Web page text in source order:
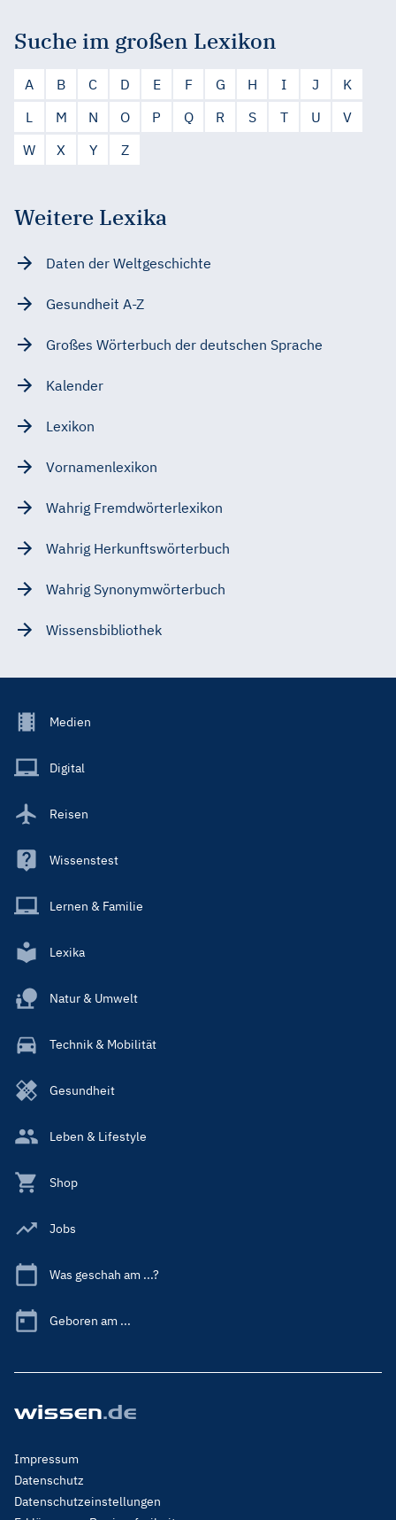
Suche im großen Lexikon
A B C D E F G H I J
K
L
M N O P Q R S T U
V
W
X Y Z
Weitere Lexika
Daten der Weltgeschichte
Gesundheit A-Z
Großes Wörterbuch der deutschen Sprache
Kalender
Lexikon
Vornamenlexikon
Wahrig Fremdwörterlexikon
Wahrig Herkunftswörterbuch
Wahrig Synonymwörterbuch
Wissensbibliothek
Footer
Main
Medien
Digital
Reisen
Wissenstest
Lernen & Familie
Lexika
Natur & Umwelt
Technik & Mobilität
Gesundheit
Leben & Lifestyle
Shop
Jobs
Was geschah am ...?
Geboren am ...
Footer
Menu
Legal
Impressum
Datenschutz
Datenschutzeinstellungen